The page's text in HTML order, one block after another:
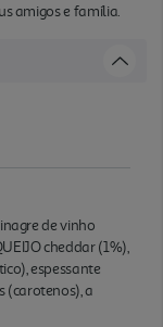
amigos e família.
de vinho
cheddar (1%),
espessante
(carotenos), a